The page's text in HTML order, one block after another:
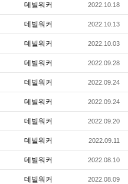
데빌워커 2022.10.18
데빌워커 2022.10.13
데빌워커 2022.10.03
데빌워커 2022.09.28
데빌워커 2022.09.24
데빌워커 2022.09.24
데빌워커 2022.09.20
데빌워커 2022.09.11
데빌워커 2022.08.10
데빌워커 2022.08.09